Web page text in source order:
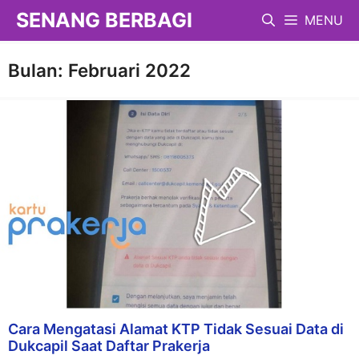
Langsung
SENANG BERBAGI MENU
Bulan: Februari 2022
Cara Mengatasi Alamat KTP Tidak Sesuai Data di
Dukcapil Saat Daftar Prakerja